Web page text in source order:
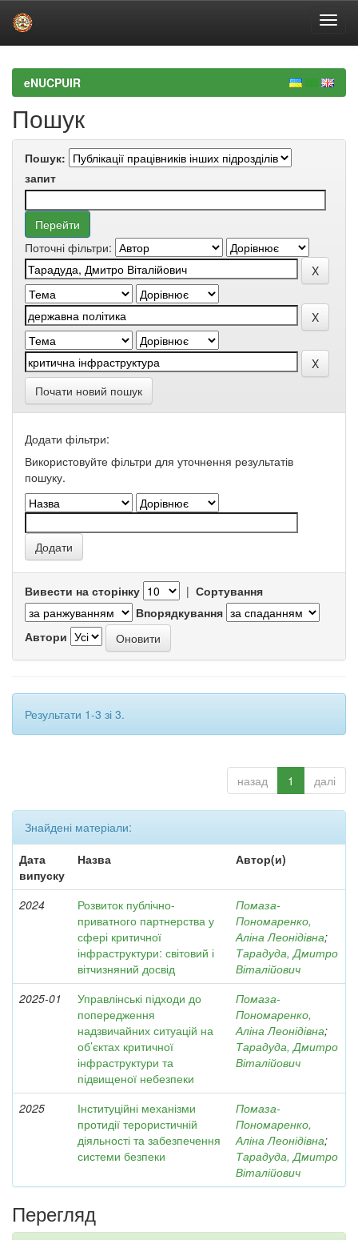
navigationeNUCPUIR
Пошук
Пошук:
запит
Поточні фільтри:
Почати новий пошук
Додати фільтри:
Використовуйте фільтри для уточнення результатів
пошуку.
Вивести на сторінку | Сортування
Впорядкування
Автори
Результати 1-3 зі 3.
назад 1 далі
Знайдені матеріали:
Дата
випуску
Назва Автор(и)
2024
Розвиток публічно-
приватного партнерства у
сфері критичної
інфраструктури: світовий і
вітчизняний досвід
Помаза-
Пономаренко,
Аліна Леонідівна;
Тарадуда, Дмитро
Віталійович
2025-01
Управлінські підходи до
попередження
надзвичайних ситуацій на
об’єктах критичної
інфраструктури та
підвищеної небезпеки
Помаза-
Пономаренко,
Аліна Леонідівна;
Тарадуда, Дмитро
Віталійович
2025
Інституційні механізми
протидії терористичній
діяльності та забезпечення
системи безпеки
Помаза-
Пономаренко,
Аліна Леонідівна;
Тарадуда, Дмитро
Віталійович
Перегляд